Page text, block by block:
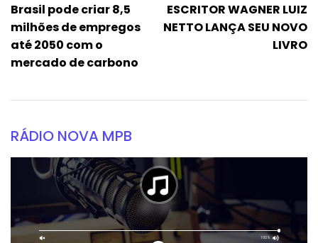
Brasil pode criar 8,5
milhões de empregos
até 2050 com o
mercado de carbono
ESCRITOR WAGNER LUIZ
NETTO LANÇA SEU NOVO
LIVRO
RÁDIO NOVA MPB